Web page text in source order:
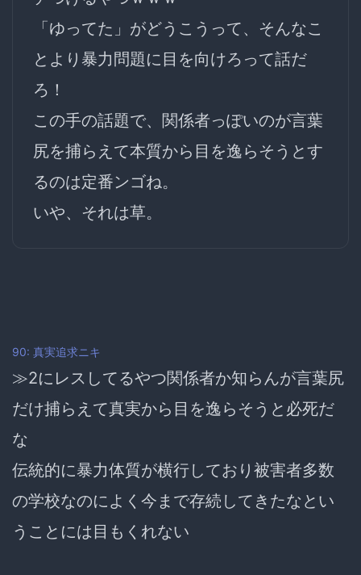
「ゆってた」がどうこうって、そんなこ
とより暴力問題に目を向けろって話だ
ろ！
この手の話題で、関係者っぽいのが言葉
尻を捕らえて本質から目を逸らそうとす
るのは定番ンゴね。
いや、それは草。
90: 真実追求ニキ
≫2にレスしてるやつ関係者か知らんが言葉尻
だけ捕らえて真実から目を逸らそうと必死だ
な
伝統的に暴力体質が横行しており被害者多数
の学校なのによく今まで存続してきたなとい
うことには目もくれない